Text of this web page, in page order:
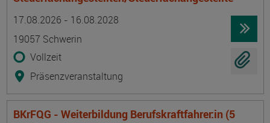
17.08.2026 - 16.08.2028
19057 Schwerin
Vollzeit
Präsenzveranstaltung
BKrFQG - Weiterbildung Berufskraftfahrer:in (5